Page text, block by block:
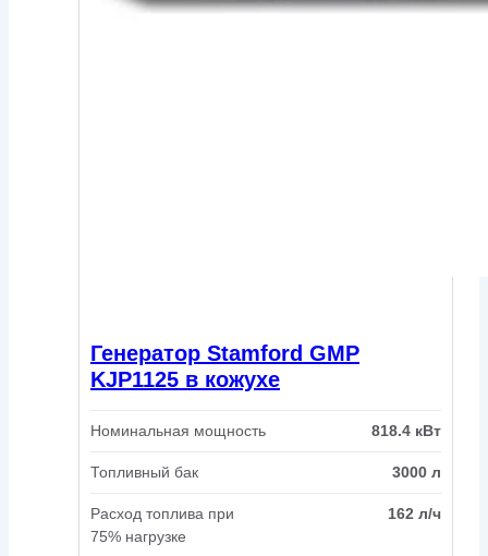
Генератор Stamford GMP
KJP1125 в кожухе
Номинальная мощность 818.4 кВт
Топливный бак 3000 л
Расход топлива при
75% нагрузке
162 л/ч